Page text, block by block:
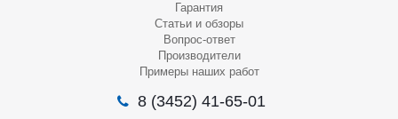
Гарантия
Статьи и обзоры
Вопрос-ответ
Производители
Примеры наших работ
8 (3452) 41-65-01